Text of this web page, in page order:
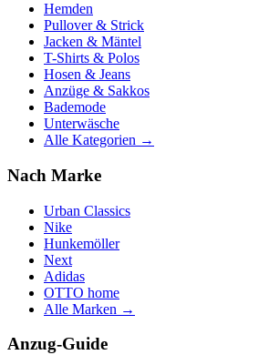
Hemden
Pullover & Strick
Jacken & Mäntel
T-Shirts & Polos
Hosen & Jeans
Anzüge & Sakkos
Bademode
Unterwäsche
Alle Kategorien →
Nach Marke
Urban Classics
Nike
Hunkemöller
Next
Adidas
OTTO home
Alle Marken →
Anzug-Guide